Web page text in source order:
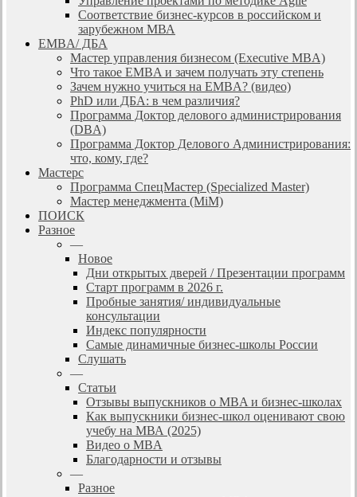
Соответствие бизнес-курсов в российском и
зарубежном МВА
EMBA/ ДБA
Мастер управления бизнесом (Executive MBA)
Что такое EMBA и зачем получать эту степень
Зачем нужно учиться на EMBA? (видео)
PhD или ДБА: в чем различия?
Программа Доктор делового администрирования
(DBА)
Программа Доктор Делового Администрирования:
что, кому, где?
Мастерс
Программа СпецМастер (Specialized Master)
Мастер менеджмента (MiM)
ПОИСК
Разное
—
Новое
Дни открытых дверей / Презентации программ
Старт программ в 2026 г.
Пробные занятия/ индивидуальные
консультации
Индекс популярности
Самые динамичные бизнес-школы России
Слушать
—
Статьи
Отзывы выпускников о MBA и бизнес-школах
Как выпускники бизнес-школ оценивают свою
учебу на МВА (2025)
Видео о MBA
Благодарности и отзывы
—
Разное